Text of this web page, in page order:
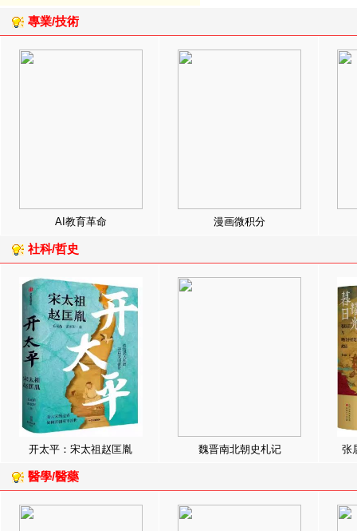
專業/技術
AI教育革命 漫画微积分
社科/哲史
开太平：宋太祖赵匡胤 魏晋南北朝史札记 张
醫學/醫藥